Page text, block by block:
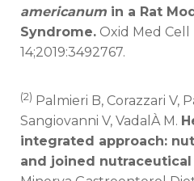
americanum in a Rat
Syndrome. Oxid Med Cell
14;2019:3492767.
(2) Palmieri B, Corazzari V,
Sangiovanni V, VadalÀ M.
integrated approach:
and joined